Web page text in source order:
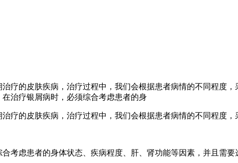
疗的皮肤疾病，治疗过程中，我们会根据患者病情的不同程度，
治疗银屑病时，必须综合考虑患者的身
的皮肤疾病，治疗过程中，我们会根据患者病情的不同程度，
考虑患者的身体状态、疾病程度、肝、肾功能等因素，并且需